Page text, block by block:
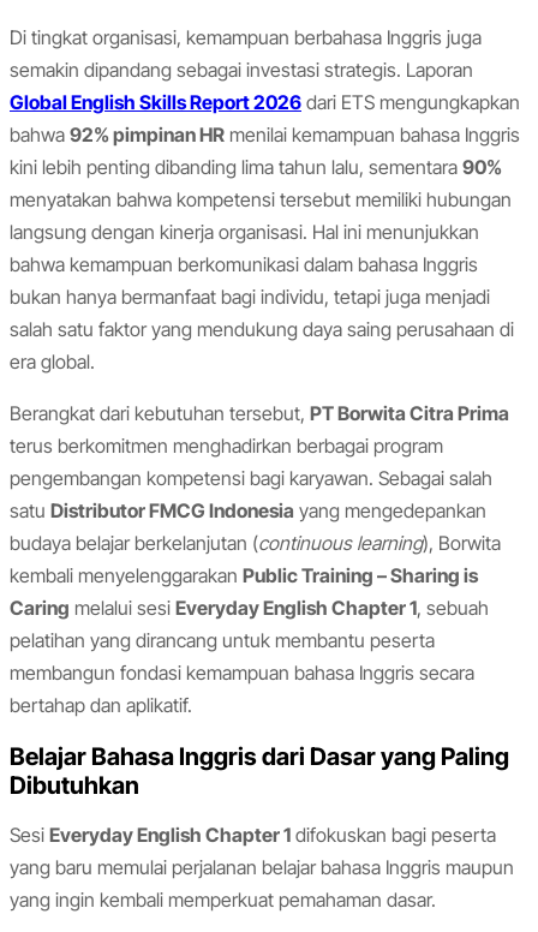
Di tingkat organisasi, kemampuan berbahasa Inggris juga
semakin dipandang sebagai investasi strategis. Laporan
Global English Skills Report 2026 dari ETS mengungkapkan
bahwa 92% pimpinan HR menilai kemampuan bahasa Inggris
kini lebih penting dibanding lima tahun lalu, sementara 90%
menyatakan bahwa kompetensi tersebut memiliki hubungan
langsung dengan kinerja organisasi. Hal ini menunjukkan
bahwa kemampuan berkomunikasi dalam bahasa Inggris
bukan hanya bermanfaat bagi individu, tetapi juga menjadi
salah satu faktor yang mendukung daya saing perusahaan di
era global.
Berangkat dari kebutuhan tersebut, PT Borwita Citra Prima
terus berkomitmen menghadirkan berbagai program
pengembangan kompetensi bagi karyawan. Sebagai salah
satu Distributor FMCG Indonesia yang mengedepankan
budaya belajar berkelanjutan (continuous learning), Borwita
kembali menyelenggarakan Public Training – Sharing is
Caring melalui sesi Everyday English Chapter 1, sebuah
pelatihan yang dirancang untuk membantu peserta
membangun fondasi kemampuan bahasa Inggris secara
bertahap dan aplikatif.
Belajar Bahasa Inggris dari Dasar yang Paling
Dibutuhkan
Sesi Everyday English Chapter 1 difokuskan bagi peserta
yang baru memulai perjalanan belajar bahasa Inggris maupun
yang ingin kembali memperkuat pemahaman dasar.